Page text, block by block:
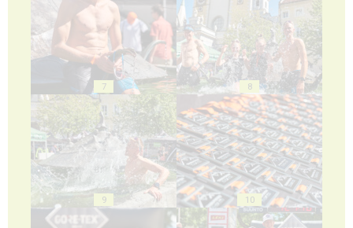
7 8
9 10